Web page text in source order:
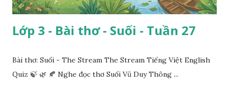
Lớp 3 - Bài thơ - Suối - Tuần 27
Bài thơ: Suối - The Stream The Stream Tiếng Việt English
Quiz 🍃 🌿 🍂 Nghe đọc thơ Suối Vũ Duy Thông ...